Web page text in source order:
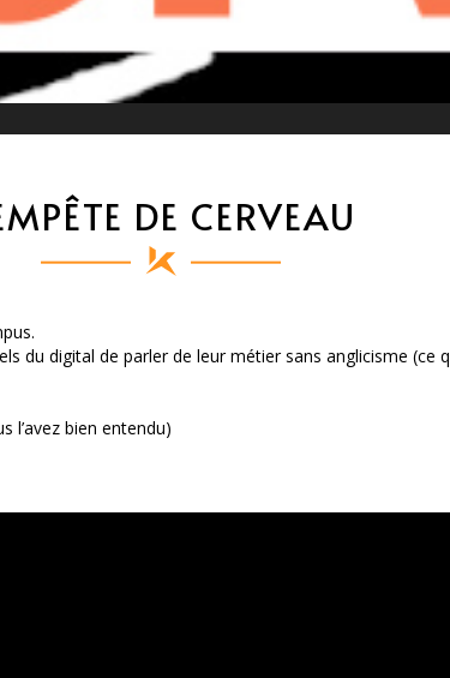
DE CERVEAU
du digital de parler de leur métier sans anglicisme (ce
l’avez bien entendu)